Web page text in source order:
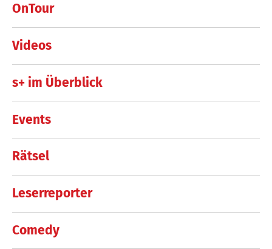
OnTour
Videos
s+ im Überblick
Events
Rätsel
Leserreporter
Comedy